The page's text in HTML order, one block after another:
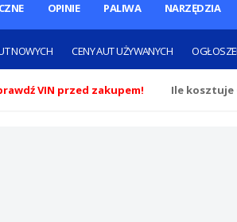
NOWYCH CENY AUT UŻYWANYCH
OPINIE PALIWA NARZĘDZIA
VIN przed zakupem! Ile kosztuje